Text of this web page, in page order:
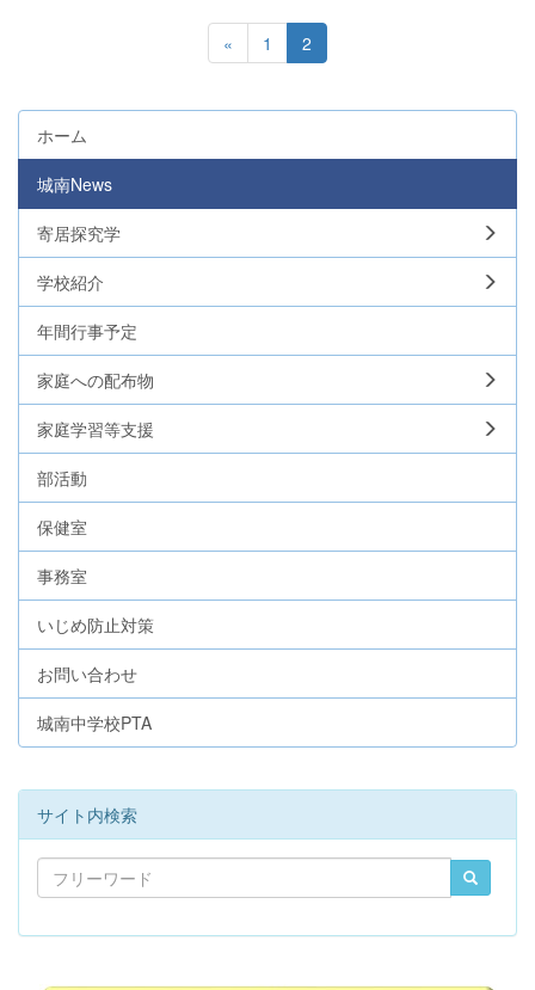
« 1 2
ホーム
城南News
寄居探究学
学校紹介
年間行事予定
家庭への配布物
家庭学習等支援
部活動
保健室
事務室
いじめ防止対策
お問い合わせ
城南中学校PTA
サイト内検索